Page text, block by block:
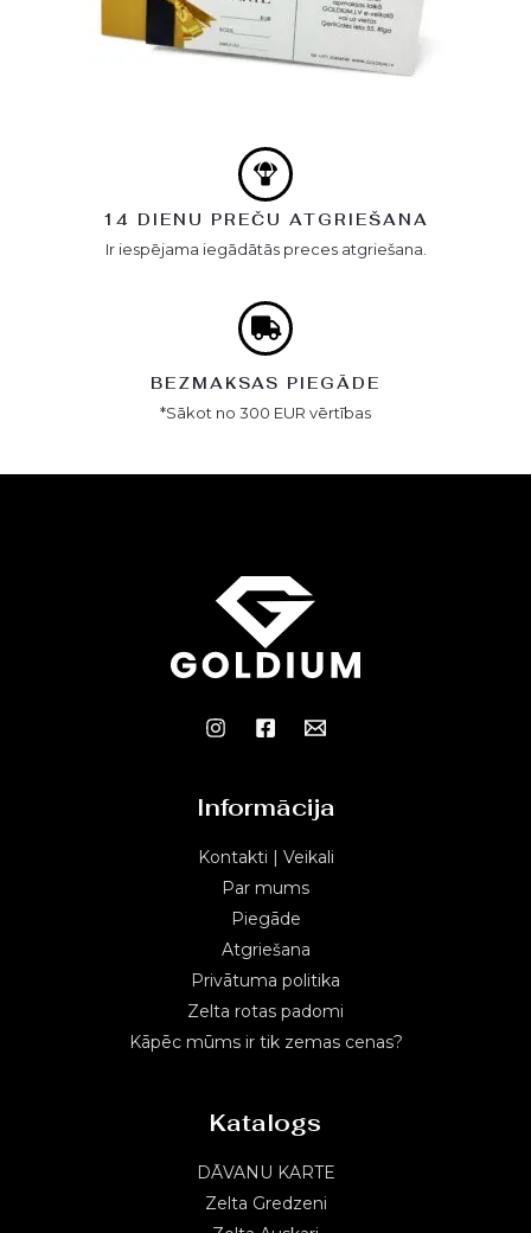
14 DIENU PREČU ATGRIEŠANA
Ir iespējama iegādātās preces atgriešana.
BEZMAKSAS PIEGĀDE
*Sākot no 300 EUR vērtības
Informācija
Kontakti | Veikali
Par mums
Piegāde
Atgriešana
Privātuma politika
Zelta rotas padomi
Kāpēc mūms ir tik zemas cenas?
Katalogs
DĀVANU KARTE
Zelta Gredzeni